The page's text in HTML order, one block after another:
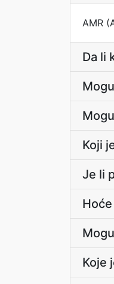
AMR
Da li
Koji
Je li
Koje